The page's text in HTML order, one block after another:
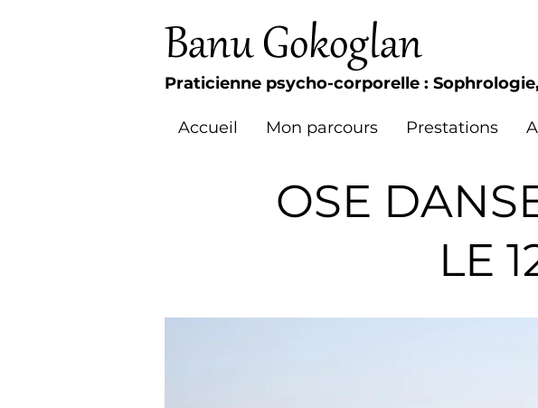
Banu Gokoglan
Praticienne psycho-corporelle :
Accueil Mon parcours Prestations
OSE
LE